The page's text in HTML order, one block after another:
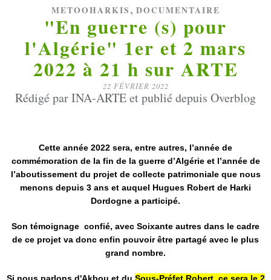
METOOHARKIS , DOCUMENTAIRE
"En guerre (s) pour
l'Algérie" 1er et 2 mars
2022 à 21 h sur ARTE
22 FÉVRIER 2022
Rédigé par INA-ARTE et publié depuis Overblog
Cette année 2022 sera, entre autres, l’année de
commémoration de la fin de la guerre d’Algérie et l’année de
l’aboutissement du projet de collecte patrimoniale que nous
menons depuis 3 ans et auquel Hugues Robert de Harki
Dordogne a participé.
Son témoignage confié, avec Soixante autres dans le cadre
de ce projet va donc enfin pouvoir être partagé avec le plus
grand nombre.